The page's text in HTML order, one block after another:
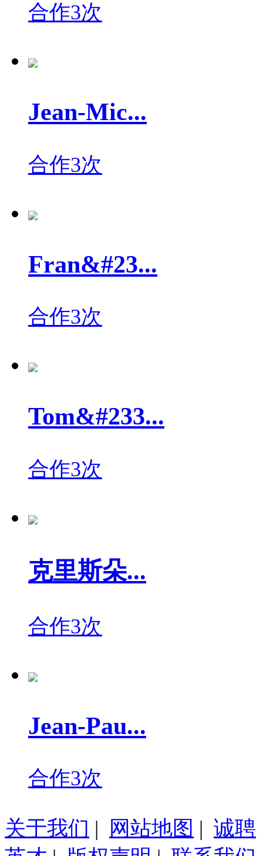
合作3次
Jean-Mic...
合作3次
Fran&#23...
合作3次
Tom&#233...
合作3次
克里斯朵...
合作3次
Jean-Pau...
合作3次
关于我们 | 网站地图 | 诚聘